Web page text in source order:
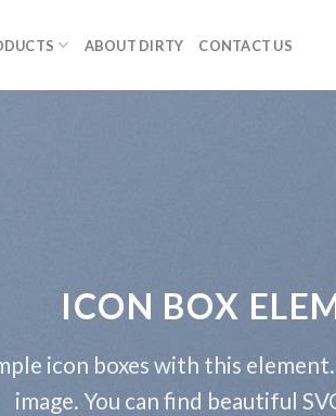
ABOUT DIRTY CONTACT US
ICON BOX
icon boxes with this
image. You can find beautiful